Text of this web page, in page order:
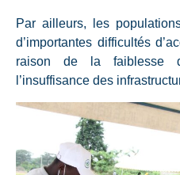
Par ailleurs, les
d’importantes difficultés
raison de la faiblesse
l’insuffisance des